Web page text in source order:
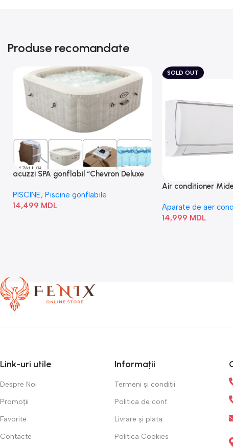
Produse recomandate
acuzzi SPA gonflabil “Chevron Deluxe
PISCINE, Piscine gonflabile
14,499 MDL
SOLD OUT
Air conditioner
Aparate de aer
14,999 MDL
Link-uri utile
Despre Noi
Promoții
Favorite
Contacte
Informații
Termeni și condiții
Politica de conf.
Livrare și plata
Politica Cookies